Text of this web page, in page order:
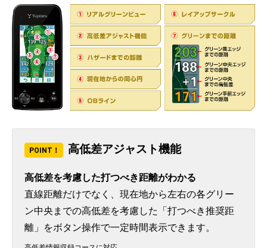
POINT！ 高低差アジャスト機能
高低差を考慮した打つべき距離がわかる
直線距離だけでなく、現在地から左右の各グリー
ン中央までの高低差を考慮した「打つべき推奨距
離」をボタン操作で一定時間表示できます。